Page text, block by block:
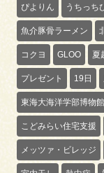
ぴよりん うちっち
魚介豚骨ラーメン
コクヨ GLOO 夏
プレゼント 19日
東海大海洋学部博物館
こどみらい住宅支援
メッツァ・ビレッジ